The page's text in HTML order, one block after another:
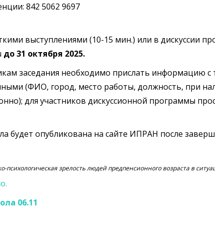
842 5062 9697
выступлениями (10-15 мин.) или в дискуссии
до 31 октября 2025.
заседания необходимо прислать информацию
(ФИО, город, место работы, должность, при
для участников дискуссионной программы
будет опубликована на сайте ИПРАН после
психологическая зрелость людей предпенсионного возраста в
06.11